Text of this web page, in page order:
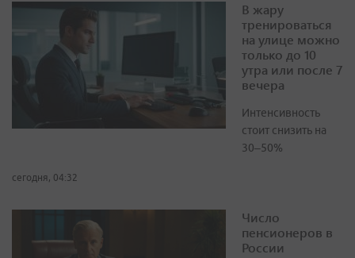
В жару
тренироваться
на улице можно
только до 10
утра или после 7
вечера
Интенсивность
стоит снизить на
30–50%
сегодня, 04:32
Число
пенсионеров в
России